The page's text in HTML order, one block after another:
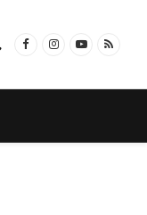
FacebookInstagram
YouTube
RSS